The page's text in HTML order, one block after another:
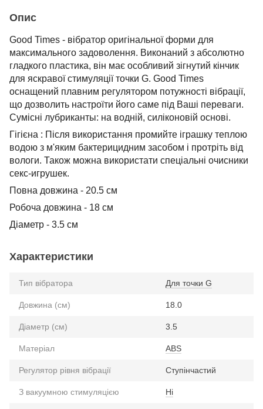
Опис
Good Times - вібратор оригінальної форми для
максимального задоволення. Виконаний з абсолютно
гладкого пластика, він має особливий зігнутий кінчик
для яскравої стимуляції точки G. Good Times
оснащений плавним регулятором потужності вібрації,
що дозволить настроїти його саме під Ваші переваги.
Сумісні лубриканты: на водній, силіконовій основі.
Гігієна : Після використання промийте іграшку теплою
водою з м'яким бактерицидним засобом і протріть від
вологи. Також можна використати спеціальні очисники
секс-игрушек.
Повна довжина - 20.5 см
Робоча довжина - 18 см
Діаметр - 3.5 см
Характеристики
Тип вібратора Для точки G
Довжина (см) 18.0
Діаметр (см) 3.5
Матеріал ABS
Регулятор рівня вібрації Ступінчастий
З вакуумною стимуляцією Ні